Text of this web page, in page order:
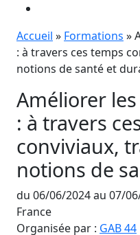
Accueil » Formations »
: à travers ces temps
notions de santé et
Améliorer
: à travers
conviviaux,
notions de
du 06/06/2024 au 07/
France
Organisée par : GAB 44